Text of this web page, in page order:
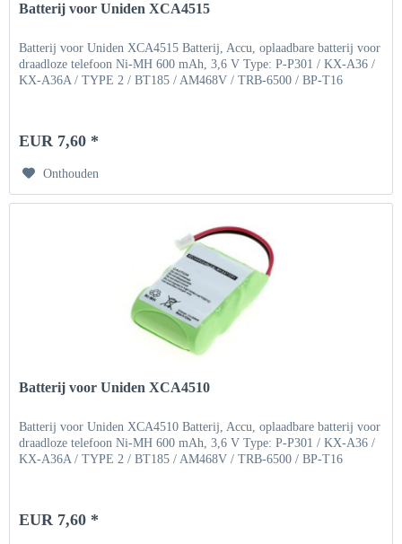
Batterij voor Uniden XCA4515
Batterij voor Uniden XCA4515 Batterij, Accu, oplaadbare batterij voor
draadloze telefoon Ni-MH 600 mAh, 3,6 V Type: P-P301 / KX-A36 /
KX-A36A / TYPE 2 / BT185 / AM468V / TRB-6500 / BP-T16
EUR 7,60 *
Onthouden
Batterij voor Uniden XCA4510
Batterij voor Uniden XCA4510 Batterij, Accu, oplaadbare batterij voor
draadloze telefoon Ni-MH 600 mAh, 3,6 V Type: P-P301 / KX-A36 /
KX-A36A / TYPE 2 / BT185 / AM468V / TRB-6500 / BP-T16
EUR 7,60 *